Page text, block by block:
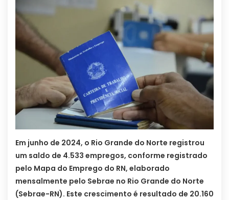
Em junho de 2024, o Rio Grande do Norte registrou
um saldo de 4.533 empregos, conforme registrado
pelo Mapa do Emprego do RN, elaborado
mensalmente pelo Sebrae no Rio Grande do Norte
(Sebrae-RN). Este crescimento é resultado de 20.160